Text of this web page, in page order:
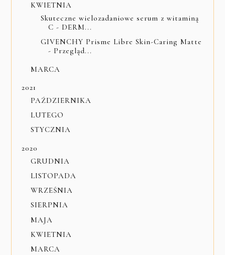
KWIETNIA
Skuteczne wielozadaniowe serum z witaminą
C - DERM...
GIVENCHY Prisme Libre Skin-Caring Matte
- Przegląd...
MARCA
2021
PAŹDZIERNIKA
LUTEGO
STYCZNIA
2020
GRUDNIA
LISTOPADA
WRZEŚNIA
SIERPNIA
MAJA
KWIETNIA
MARCA